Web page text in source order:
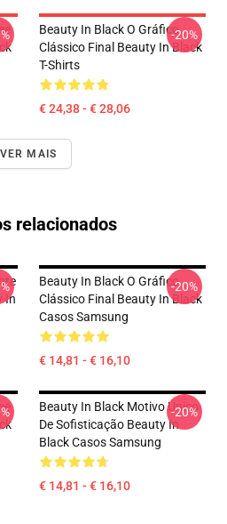
Beauty In Black O Gráfico
Clássico Final Beauty In Black
T-Shirts
€ 24,38 - € 28,06
-20%
VER MAIS
relacionados
In
Beauty In Black O Gráfico
Clássico Final Beauty In Black
Casos Samsung
€ 14,81 - € 16,10
-20%
Beauty In Black Motivo Único
De Sofisticação Beauty In
Black Casos Samsung
€ 14,81 - € 16,10
-20%